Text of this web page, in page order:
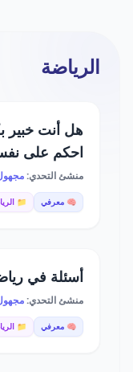
الرياضة
هل أنت خبير
احكم على
منشئ التحدي:
🧠 معرفي 📁
أسئلة في
منشئ التحدي:
🧠 معرفي 📁